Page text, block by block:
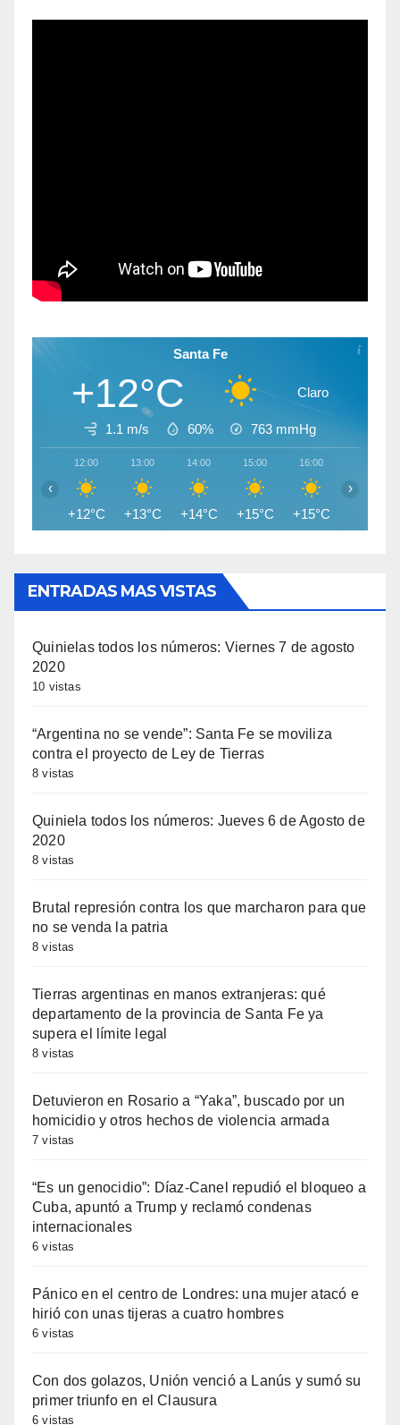
Santa Fe
+12°C Claro
1.1 m/s 60% 763 mmHg
12:00
+12°C
13:00
+13°C
14:00
+14°C
15:00
+15°C
16:00
+15°C
‹ ›
ENTRADAS MAS VISTAS
Quinielas todos los números: Viernes 7 de agosto
2020
10 vistas
“Argentina no se vende”: Santa Fe se moviliza
contra el proyecto de Ley de Tierras
8 vistas
Quiniela todos los números: Jueves 6 de Agosto de
2020
8 vistas
Brutal represión contra los que marcharon para que
no se venda la patria
8 vistas
Tierras argentinas en manos extranjeras: qué
departamento de la provincia de Santa Fe ya
supera el límite legal
8 vistas
Detuvieron en Rosario a “Yaka”, buscado por un
homicidio y otros hechos de violencia armada
7 vistas
“Es un genocidio”: Díaz-Canel repudió el bloqueo a
Cuba, apuntó a Trump y reclamó condenas
internacionales
6 vistas
Pánico en el centro de Londres: una mujer atacó e
hirió con unas tijeras a cuatro hombres
6 vistas
Con dos golazos, Unión venció a Lanús y sumó su
primer triunfo en el Clausura
6 vistas